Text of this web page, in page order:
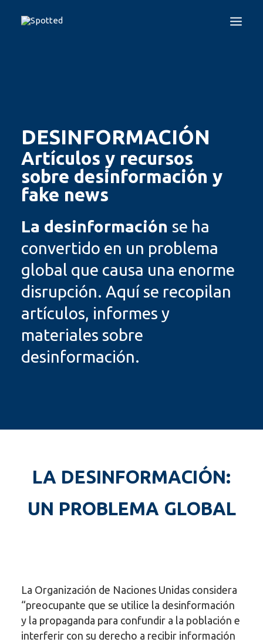
GUÍA PARA LA ALFABETIZACIÓN MEDIÁTICA
FORMACIÓN
DESINFORMACIÓN
QUIÉNES SOMOS
DESINFORMACIÓN
Artículos y recursos
sobre desinformación y
fake news
La desinformación se ha
convertido en un problema
global que causa una enorme
disrupción. Aquí se recopilan
artículos, informes y
materiales sobre
desinformación.
LA DESINFORMACIÓN:
UN PROBLEMA GLOBAL
La Organización de Naciones Unidas considera
“preocupante que se utilice la desinformación
y la propaganda para confundir a la población e
interferir con su derecho a recibir información